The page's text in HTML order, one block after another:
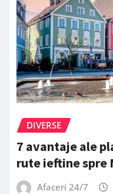
DIVERSE
7 avantaje ale
rute ieftine spre
Afaceri 24/7